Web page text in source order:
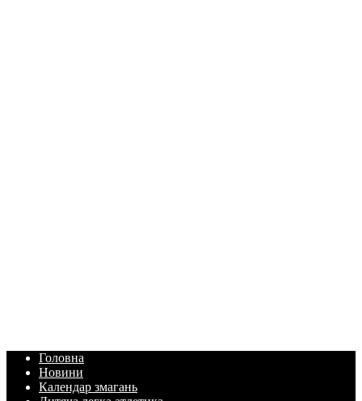
Головна
Новини
Календар змагань